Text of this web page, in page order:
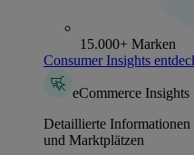
15.000+ Marken
Consumer Insights
eCommerce Insights
Detaillierte
und Marktplätzen